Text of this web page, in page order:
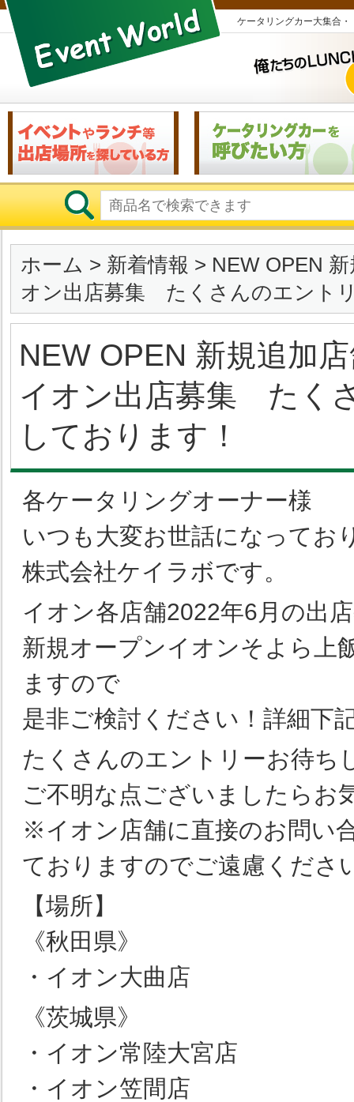
ケータリングカー大集合
ホーム > 新着情報 > NEW OPEN
オン出店募集 たくさんのエント
NEW OPEN 新規追
イオン出店募集 たく
しております！
各ケータリングオーナー様
いつも大変お世話になってお
株式会社ケイラボです。
イオン各店舗2022年6月の出
新規オープンイオンそよら上
ますので
是非ご検討ください！詳細下
たくさんのエントリーお待ち
ご不明な点ございましたらお
※イオン店舗に直接のお問い
ておりますのでご遠慮くださ
【場所】
《秋田県》
・イオン大曲店
《茨城県》
・イオン常陸大宮店
・イオン笠間店